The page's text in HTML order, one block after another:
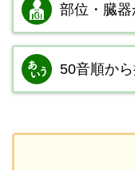
部位・臓器
50音順か